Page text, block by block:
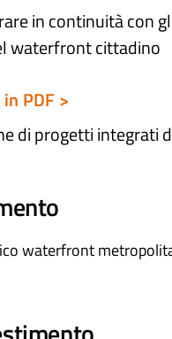
in continuità con
waterfront cittadino
PDF >
di progetti integrati
waterfront